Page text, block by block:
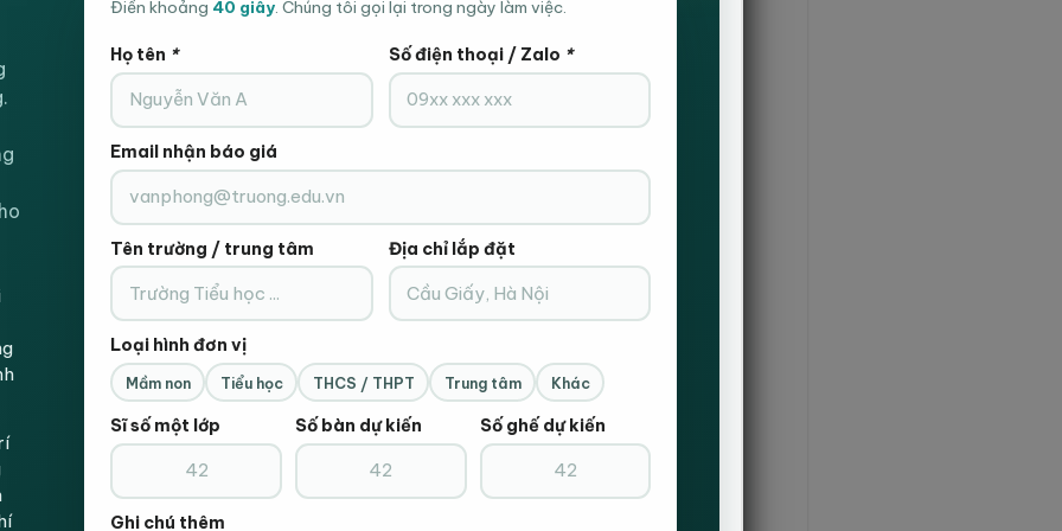
pháp tối ưu chi phí
& hiệu quả
văn phòng?
Điền khoảng 40 giây. Chúng tôi gọi lại trong ngày làm việc.
Họ tên * Số điện thoại / Zalo *
Email nhận báo giá
Tên trường / trung tâm Địa chỉ lắp đặt
Loại hình đơn vị
Mầm non Tiểu học THCS / THPT Trung tâm Khác
Sĩ số một lớp Số bàn dự kiến Số ghế dự kiến
Ghi chú thêm